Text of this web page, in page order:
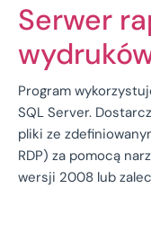
Serwer
Program
SQL Server.
pliki ze
RDP) za pomocą
wersji 2008 lub